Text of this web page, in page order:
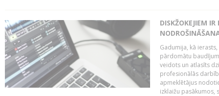
DISKŽOKEJIEM
Gadumija, kā
pārdomātu
veidots un atlasīts
profesionālās
apmeklētājus
izklaižu pasākumos,